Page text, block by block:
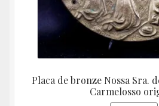
Placa de bronze Nossa Sra.
Carmelosso